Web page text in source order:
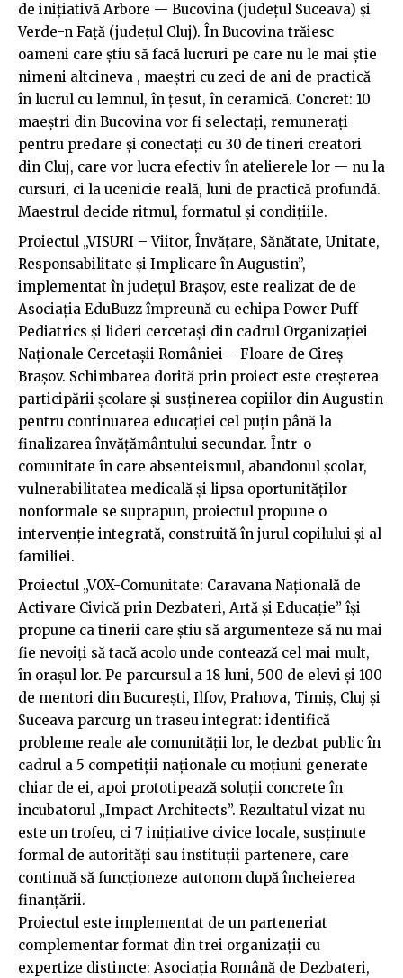
de inițiativă Arbore — Bucovina (județul Suceava) și
Verde-n Față (județul Cluj). În Bucovina trăiesc
oameni care știu să facă lucruri pe care nu le mai știe
nimeni altcineva , maeștri cu zeci de ani de practică
în lucrul cu lemnul, în țesut, în ceramică. Concret: 10
maeștri din Bucovina vor fi selectați, remunerați
pentru predare și conectați cu 30 de tineri creatori
din Cluj, care vor lucra efectiv în atelierele lor — nu la
cursuri, ci la ucenicie reală, luni de practică profundă.
Maestrul decide ritmul, formatul și condițiile.
Proiectul „VISURI – Viitor, Învățare, Sănătate, Unitate,
Responsabilitate și Implicare în Augustin”,
implementat în județul Brașov, este realizat de de
Asociația EduBuzz împreună cu echipa Power Puff
Pediatrics și lideri cercetași din cadrul Organizației
Naționale Cercetașii României – Floare de Cireș
Brașov. Schimbarea dorită prin proiect este creșterea
participării școlare și susținerea copiilor din Augustin
pentru continuarea educației cel puțin până la
finalizarea învățământului secundar. Într-o
comunitate în care absenteismul, abandonul școlar,
vulnerabilitatea medicală și lipsa oportunităților
nonformale se suprapun, proiectul propune o
intervenție integrată, construită în jurul copilului și al
familiei.
Proiectul „VOX-Comunitate: Caravana Națională de
Activare Civică prin Dezbateri, Artă și Educație” își
propune ca tinerii care știu să argumenteze să nu mai
fie nevoiți să tacă acolo unde contează cel mai mult,
în orașul lor. Pe parcursul a 18 luni, 500 de elevi și 100
de mentori din București, Ilfov, Prahova, Timiș, Cluj și
Suceava parcurg un traseu integrat: identifică
probleme reale ale comunității lor, le dezbat public în
cadrul a 5 competiții naționale cu moțiuni generate
chiar de ei, apoi prototipează soluții concrete în
incubatorul „Impact Architects”. Rezultatul vizat nu
este un trofeu, ci 7 inițiative civice locale, susținute
formal de autorități sau instituții partenere, care
continuă să funcționeze autonom după încheierea
finanțării.
Proiectul este implementat de un parteneriat
complementar format din trei organizații cu
expertize distincte: Asociația Română de Dezbateri,